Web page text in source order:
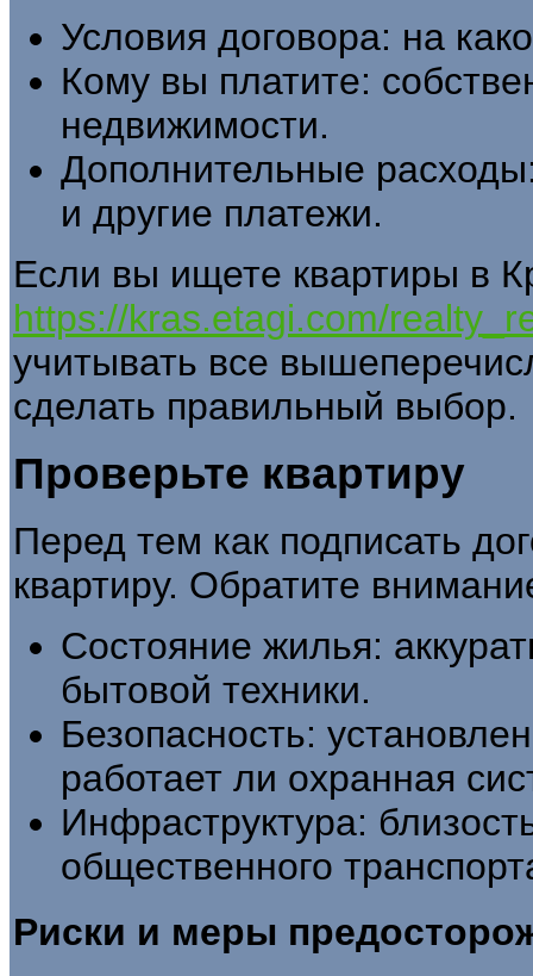
Условия договора: на
Кому вы платите:
недвижимости.
Дополнительные
и другие платежи.
Если вы ищете квартиры в
https://kras.etagi.com/
учитывать все
сделать правильный выбор.
Проверьте квартиру
Перед тем как подписать
квартиру. Обратите
Состояние жилья:
бытовой техники.
Безопасность:
работает ли охранная
Инфраструктура:
общественного
Риски и меры